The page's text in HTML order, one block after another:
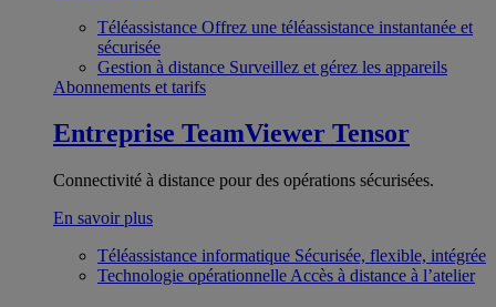
Téléassistance Offrez une téléassistance instantanée et
sécurisée
Gestion à distance Surveillez et gérez les appareils
Abonnements et tarifs
Entreprise TeamViewer Tensor
Connectivité à distance pour des opérations sécurisées.
En savoir plus
Téléassistance informatique Sécurisée, flexible, intégrée
Technologie opérationnelle Accès à distance à l’atelier